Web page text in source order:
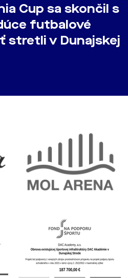
Cup sa skončil s
futbalové
stretli v Dunajskej